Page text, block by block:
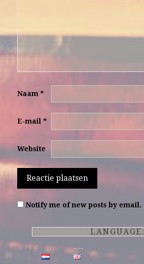
Naam *
E-mail *
Website
Notify me of new posts by email.
LANGUAGE: